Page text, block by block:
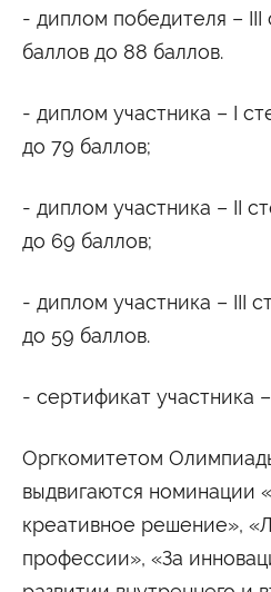
- диплом победителя – III
баллов до 88 баллов.
- диплом участника – I
до 79 баллов;
- диплом участника – II
до 69 баллов;
- диплом участника – III
до 59 баллов.
- сертификат участника
Оргкомитетом
выдвигаются номинации
креативное решение»,
профессии», «За